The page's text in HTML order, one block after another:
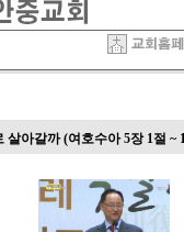
살아갈까 (여호수아 5장 1절 ~